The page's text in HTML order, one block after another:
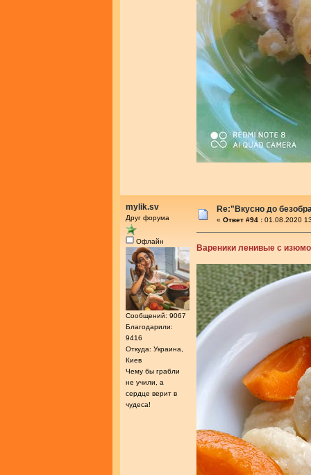
mylik.sv
Друг форума
Офлайн
Сообщений: 9067
Благодарили:
9416
Откуда: Украина,
Киев
Чему бы грабли
не учили, а
сердце верит в
чудеса!
Re:"Вкусно до
« Ответ #94 : 01.08.2020
Вареники ленивые с